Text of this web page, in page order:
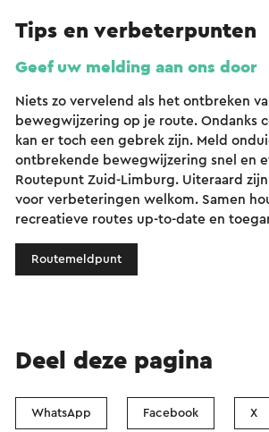
Tips en verbeterpunten
Geef uw melding aan ons door
Niets zo vervelend als het ontbreken
bewegwijzering op je route. Ondanks
kan er toch een gebrek zijn. Meld
ontbrekende bewegwijzering snel en
Routepunt Zuid-Limburg. Uiteraard
voor verbeteringen welkom. Samen
recreatieve routes up-to-date en
Routemeldpunt
Deel deze pagina
WhatsApp Facebook X